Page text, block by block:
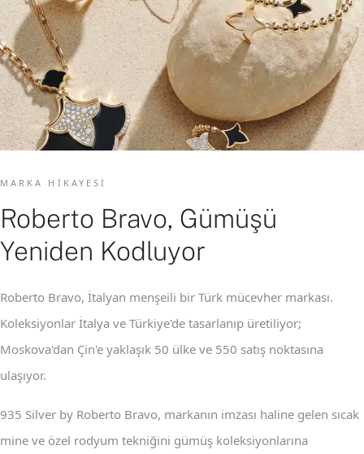
MARKA HIKAYESI
Roberto Bravo, Gümüşü
Yeniden Kodluyor
Roberto Bravo, İtalyan menşeili bir Türk mücevher markası.
Koleksiyonlar İtalya ve Türkiye'de tasarlanıp üretiliyor;
Moskova'dan Çin'e yaklaşık 50 ülke ve 550 satış noktasına
ulaşıyor.
935 Silver by Roberto Bravo, markanın imzası haline gelen sıcak
mine ve özel rodyum tekniğini gümüş koleksiyonlarına